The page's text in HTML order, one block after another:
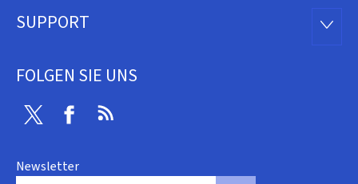
SUPPORT
FOLGEN SIE UNS
Twitter Facebook
Newsletter